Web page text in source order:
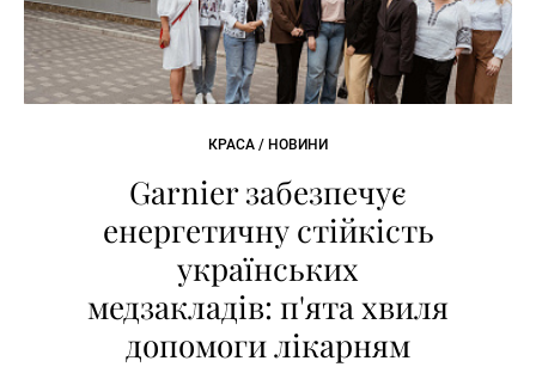
КРАСА / НОВИНИ
Garnier забезпечує
енергетичну стійкість
українських
медзакладів: п'ята хвиля
допомоги лікарням